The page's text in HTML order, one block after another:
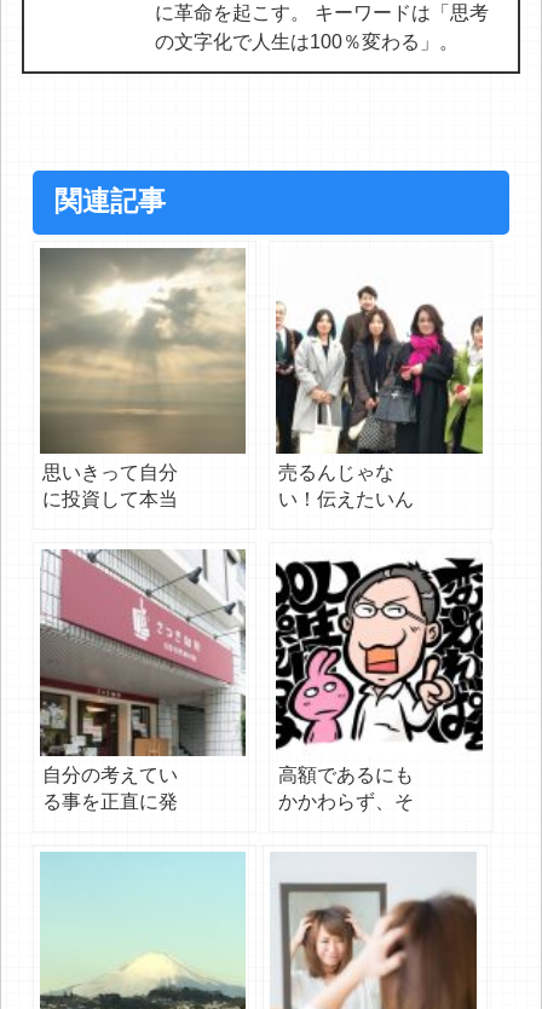
に革命を起こす。 キーワードは「思考
の文字化で人生は100％変わる」。
関連記事
思いきって自分
に投資して本当
売るんじゃな
い！伝えたいん
自分の考えてい
る事を正直に発
高額であるにも
かかわらず、そ
に薦めるのは…